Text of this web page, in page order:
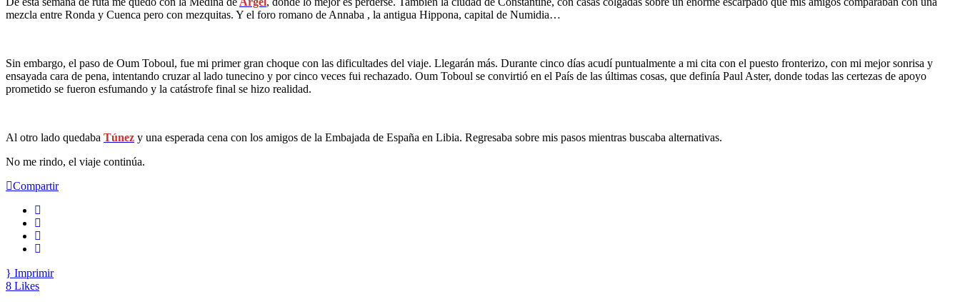
mezcla entre Ronda y Cuenca pero con mezquitas. Y el foro romano de Annaba , la antigua Hippona, capital de Numidia…
Sin embargo, el paso de Oum Toboul, fue mi primer gran choque con las dificultades del viaje. Llegarán más. Durante cinco días acudí puntualmente a mi cita con el puesto fronterizo, con mi mejor sonrisa y
ensayada cara de pena, intentando cruzar al lado tunecino y por cinco veces fui rechazado. Oum Toboul se convirtió en el País de las últimas cosas, que definía Paul Aster, donde todas las certezas de apoyo
prometido se fueron esfumando y la catástrofe final se hizo realidad.
Al otro lado quedaba Túnez y una esperada cena con los amigos de la Embajada de España en Libia. Regresaba sobre mis pasos mientras buscaba alternativas.
No me rindo, el viaje continúa.
Compartir
Imprimir
8 Likes